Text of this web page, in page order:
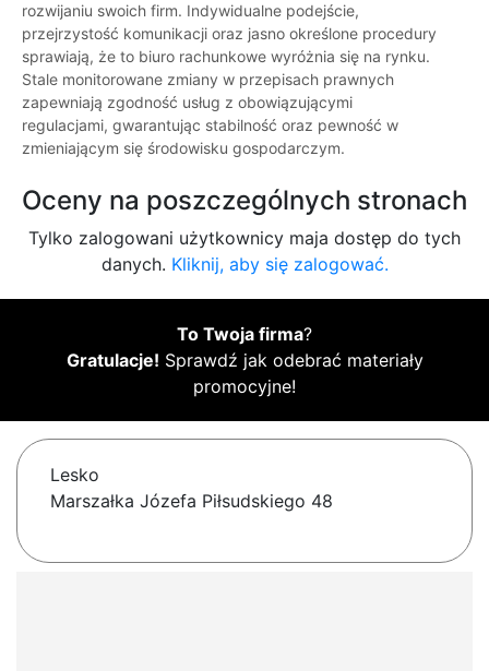
rozwijaniu swoich firm. Indywidualne podejście,
przejrzystość komunikacji oraz jasno określone procedury
sprawiają, że to biuro rachunkowe wyróżnia się na rynku.
Stale monitorowane zmiany w przepisach prawnych
zapewniają zgodność usług z obowiązującymi
regulacjami, gwarantując stabilność oraz pewność w
zmieniającym się środowisku gospodarczym.
Oceny na poszczególnych stronach
Tylko zalogowani użytkownicy maja dostęp do tych
danych. Kliknij, aby się zalogować.
To Twoja firma?
Gratulacje! Sprawdź jak odebrać materiały
promocyjne!
Lesko
Marszałka Józefa Piłsudskiego 48